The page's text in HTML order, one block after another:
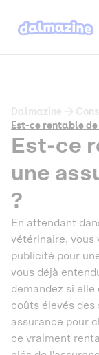
Dalmazine
Est-ce rentable
Est-ce
une
?
En attendant
vétérinaire, vous
publicité pour
vous déjà
demandez si elle
coûts élevés des
assurance pour
ce vraiment